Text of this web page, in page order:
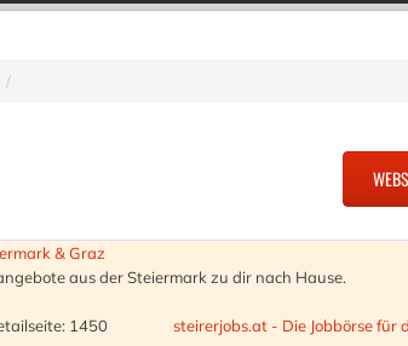
& Graz
aus der Steiermark zu dir nach Hause.
1450 steirerjobs.at - Die Jobbörse für